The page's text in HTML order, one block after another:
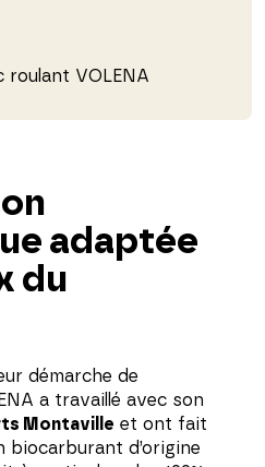
roulant VOLENA
adaptée
du
démarche de
a travaillé avec son
Montaville et ont fait
biocarburant d’origine